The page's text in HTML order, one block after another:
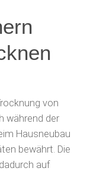
von
während der
Hausneubau
bewährt. Die
auf